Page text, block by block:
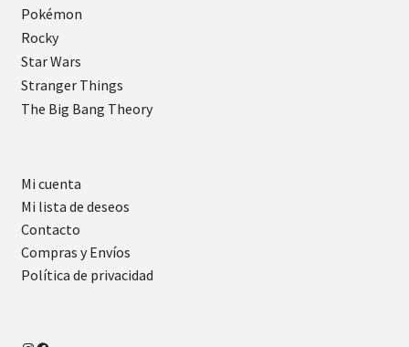
Pokémon
Rocky
Star Wars
Stranger Things
The Big Bang Theory
Mi cuenta
Mi lista de deseos
Contacto
Compras y Envíos
Política de privacidad